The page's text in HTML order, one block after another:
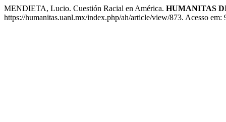
MENDIETA, Lucio. Cuestión Racial en América. HUMANITAS
https://humanitas.uanl.mx/index.php/ah/article/view/873. Acesso em: